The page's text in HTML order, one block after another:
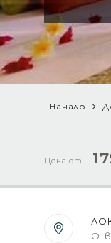
Начало
Цена от
О-